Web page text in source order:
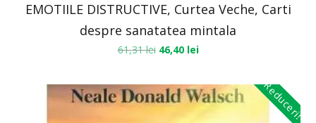
EMOTIILE DISTRUCTIVE, Curtea Veche, Carti
despre sanatatea mintala
61,31lei 46,40 lei
Reduceri!